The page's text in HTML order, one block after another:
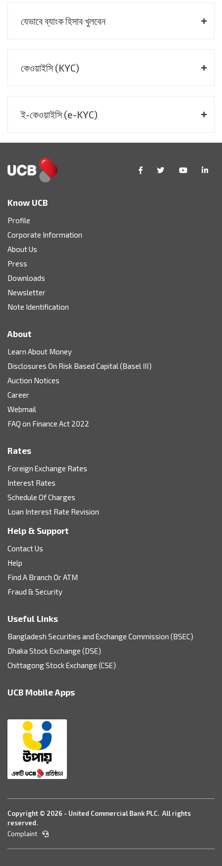
যেভাবে ব্যাংক হিসাব খুলবেন
কেওয়াইসি (KYC)
ই-কেওয়াইসি (e-KYC)
Know UCB
Profile
Corporate Information
About Us
Press
Downloads
Newsletter
Note Identification
About
Learn About Money
Disclosures On Risk Based Capital (Basel III)
Auction Notices
Career
Webmail
FAQ on Finance Act 2022
Rates
Foreign Exchange Rates
Interest Rates
Schedule Of Charges
Loan Interest Rate Revision
Help & Support
Contact Us
Help
Find A Branch Or ATM
Fraud & Security
Useful Links
Bangladesh Securities and Exchange Commission (BSEC)
Dhaka Stock Exchange (DSE)
Chittagong Stock Exchange (CSE)
UCB Mobile Apps
Copyright © 2026 - United Commercial Bank PLC. All rights
reserved.
Complaint